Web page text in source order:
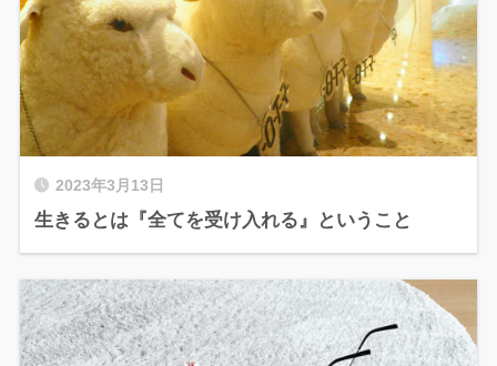
2023年3月13日
生きるとは『全てを受け入れる』ということ